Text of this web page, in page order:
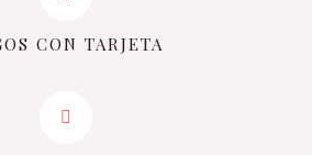
CON TARJETA